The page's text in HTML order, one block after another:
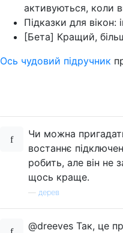
активуються, коли
Підказки для вікон:
[Бета] Кращий,
Ось чудовий підручник
Чи можна
востаннє
робить, але він
щось краще.
дерев
@dreeves Так, це